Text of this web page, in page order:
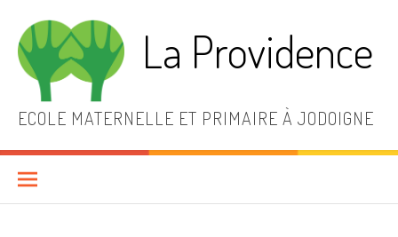
contenu
La Providence
ECOLE MATERNELLE ET PRIMAIRE À JODOIGNE